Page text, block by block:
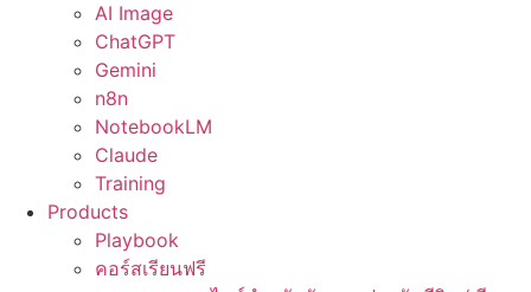
AI Image
ChatGPT
Gemini
n8n
NotebookLM
Claude
Training
Products
Playbook
คอร์สเรียนฟรี